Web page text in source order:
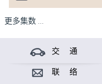
更多集数 ...
交 通
联 络